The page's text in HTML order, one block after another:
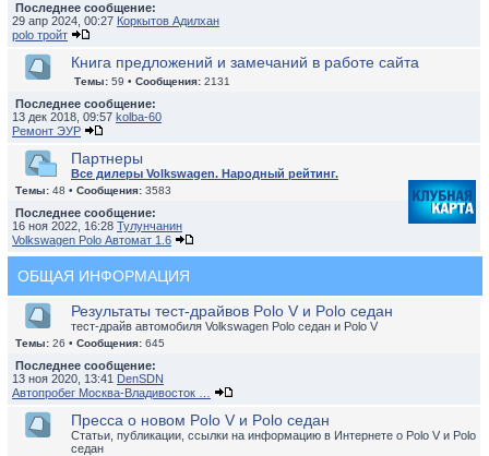
Последнее сообщение:
29 апр 2024, 00:27 Коркытов Адилхан
polo тройт
Книга предложений и замечаний в работе сайта
Темы: 59 • Сообщения: 2131
Последнее сообщение:
13 дек 2018, 09:57 kolba-60
Ремонт ЭУР
Партнеры
Все дилеры Volkswagen. Народный рейтинг.
Темы: 48 • Сообщения: 3583
Последнее сообщение:
16 ноя 2022, 16:28 Тулунчанин
Volkswagen Polo Автомат 1.6
ОБЩАЯ ИНФОРМАЦИЯ
Результаты тест-драйвов Polo V и Polo седан
тест-драйв автомобиля Volkswagen Polo седан и Polo V
Темы: 26 • Сообщения: 645
Последнее сообщение:
13 ноя 2020, 13:41 DenSDN
Автопробег Москва-Владивосток …
Пресса о новом Polo V и Polo седан
Статьи, публикации, ссылки на информацию в Интернете о Polo V и Polo
седан